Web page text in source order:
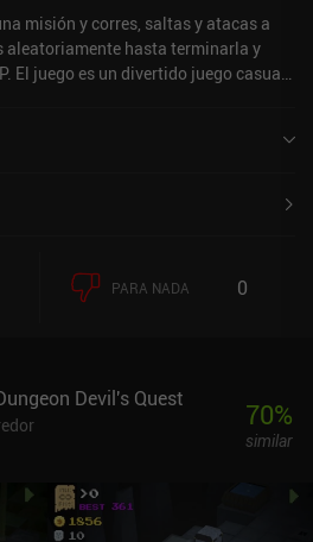
misión y corres, saltas y atacas a
aleatoriamente hasta terminarla y
El juego es un divertido juego casual,
ads, que arruina la experiencia de
PARA NADA 0
Devil's Quest 70%
similar